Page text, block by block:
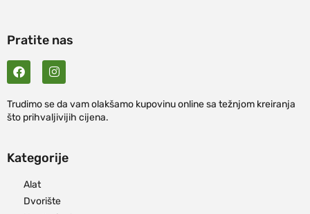
Pratite nas
Trudimo se da vam olakšamo kupovinu online sa težnjom kreiranja
što prihvaljivijih cijena.
Kategorije
Alat
Dvorište